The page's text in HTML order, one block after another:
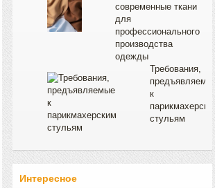
современные ткани
для
профессионального
производства
одежды
Требования,
предъявляемые
к
парикмахерским
стульям
Интересное